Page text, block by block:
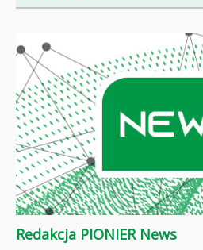
Redakcja PIONIER News